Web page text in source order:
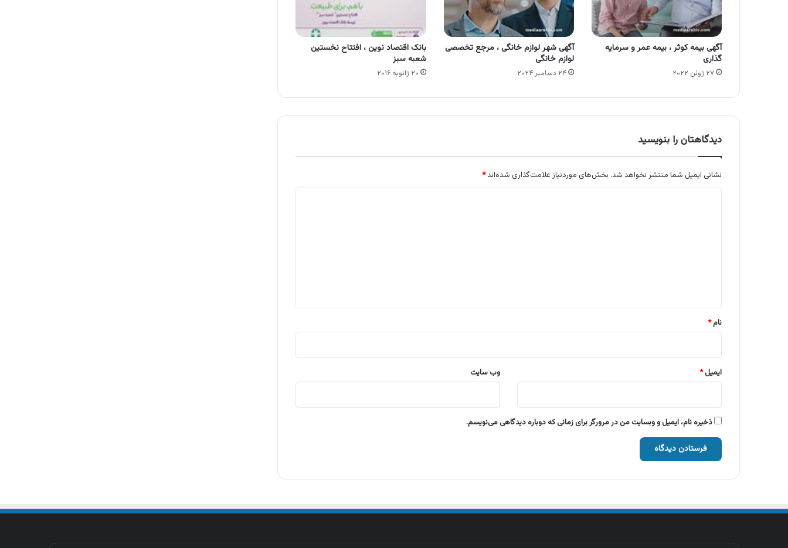
آگهی بیمه کوثر ، بیمه عمر و سرمایه
گذاری
۲۷ ژوئن ۲۰۲۲
آگهی شهر لوازم خانگی ، مرجع تخصصی
لوازم خانگی
۲۴ دسامبر ۲۰۲۴
بانک اقتصاد نوین ، افتتاح نخستین
شعبه سبز
۲۰ ژانویه ۲۰۱۶
دیدگاهتان را بنویسید
نشانی ایمیل شما منتشر نخواهد شد. بخش‌های موردنیاز علامت‌گذاری شده‌اند*
نام*
ایمیل* وب‌ سایت
ذخیره نام، ایمیل و وبسایت من در مرورگر برای زمانی که دوباره دیدگاهی می‌نویسم.